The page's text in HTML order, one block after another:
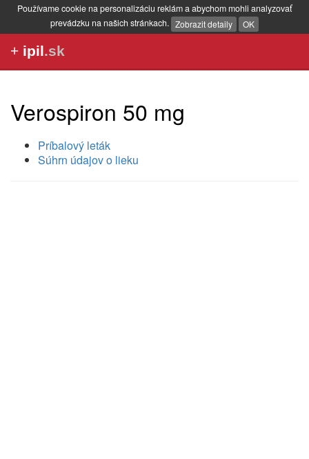
Používame cookie na personalizáciu reklám a abychom mohli analyzovať
prevádzku na našich stránkach. Zobrazit detaily OK
+ ipil.sk
Verospiron 50 mg
Príbalový leták
Súhrn údajov o lieku